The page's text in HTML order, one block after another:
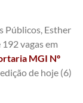
Públicos, Esther
vagas em
MGI Nº
de hoje (6)